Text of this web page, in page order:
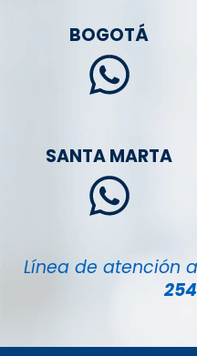
BOGOTÁ
SANTA MARTA
Línea de atención